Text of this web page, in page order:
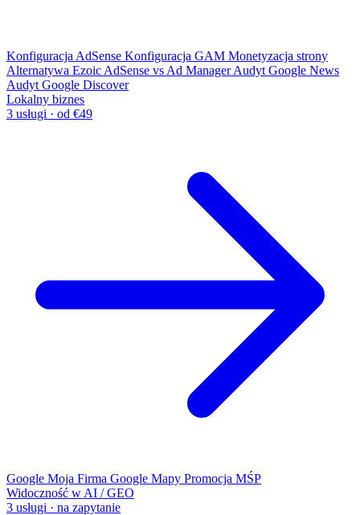
Konfiguracja AdSense Konfiguracja GAM Monetyzacja strony
Alternatywa Ezoic AdSense vs Ad Manager Audyt Google News
Audyt Google Discover
Lokalny biznes
3 usługi · od €49
Google Moja Firma Google Mapy Promocja MŚP
Widoczność w AI / GEO
3 usługi · na zapytanie